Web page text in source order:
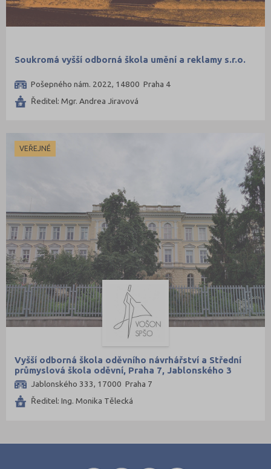
Soukromá vyšší odborná škola umění a reklamy s.r.o.
Pošepného nám. 2022, 14800 Praha 4
Ředitel: Mgr. Andrea Jiravová
VEŘEJNÉ
Vyšší odborná škola oděvního návrhářství a Střední
průmyslová škola oděvní, Praha 7, Jablonského 3
Jablonského 333, 17000 Praha 7
Ředitel: Ing. Monika Tělecká